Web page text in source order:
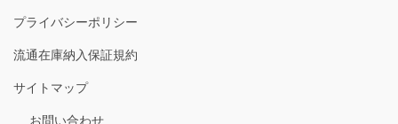
プライバシーポリシー
流通在庫納入保証規約
サイトマップ
お問い合わせ